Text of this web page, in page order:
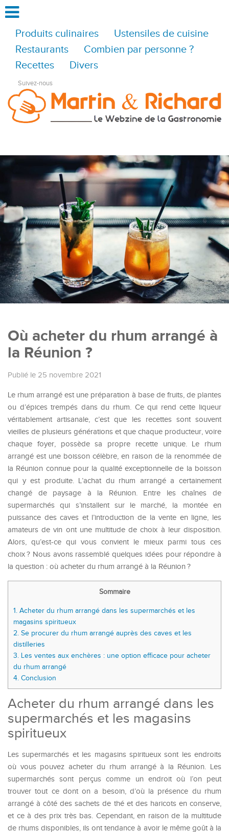
Produits culinaires
Ustensiles de cuisine
Restaurants
Combien par personne ?
Recettes
Divers
Suivez-nous
Où acheter du rhum arrangé à
la Réunion ?
Publié le 25 novembre 2021
Le rhum arrangé est une préparation à base de fruits, de plantes
ou d’épices trempés dans du rhum. Ce qui rend cette liqueur
véritablement artisanale, c’est que les recettes sont souvent
vieilles de plusieurs générations et que chaque producteur, voire
chaque foyer, possède sa propre recette unique. Le rhum
arrangé est une boisson célèbre, en raison de la renommée de
la Réunion connue pour la qualité exceptionnelle de la boisson
qui y est produite. L’achat du rhum arrangé a certainement
changé de paysage à la Réunion. Entre les chaînes de
supermarchés qui s’installent sur le marché, la montée en
puissance des caves et l’introduction de la vente en ligne, les
amateurs de vin ont une multitude de choix à leur disposition.
Alors, qu’est-ce qui vous convient le mieux parmi tous ces
choix ? Nous avons rassemblé quelques idées pour répondre à
la question : où acheter du rhum arrangé à la Réunion ?
Sommaire
1. Acheter du rhum arrangé dans les supermarchés et les
magasins spiritueux
2. Se procurer du rhum arrangé auprès des caves et les
distilleries
3. Les ventes aux enchères : une option efficace pour acheter
du rhum arrangé
4. Conclusion
Acheter du rhum arrangé dans les
supermarchés et les magasins
spiritueux
Les supermarchés et les magasins spiritueux sont les endroits
où vous pouvez acheter du rhum arrangé à la Réunion. Les
supermarchés sont perçus comme un endroit où l’on peut
trouver tout ce dont on a besoin, d’où la présence du rhum
arrangé à côté des sachets de thé et des haricots en conserve,
et ce à des prix très bas. Cependant, en raison de la multitude
de rhums disponibles, ils ont tendance à avoir le même goût à la